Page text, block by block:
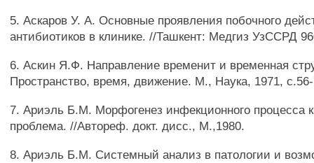
5. Аскаров У. А. Основные проявления побочного
антибиотиков в клинике. //Ташкент: Медгиз УзССРД
6. Аскин Я.Ф. Направление временит и временная
Пространство, время, движение. М., Наука, 1971,
7. Ариэль Б.М. Морфогенез инфекционного процесса
проблема. //Автореф. докт. дисс., М.,1980.
8. Ариэль Б.М. Системный анализ в патологии и